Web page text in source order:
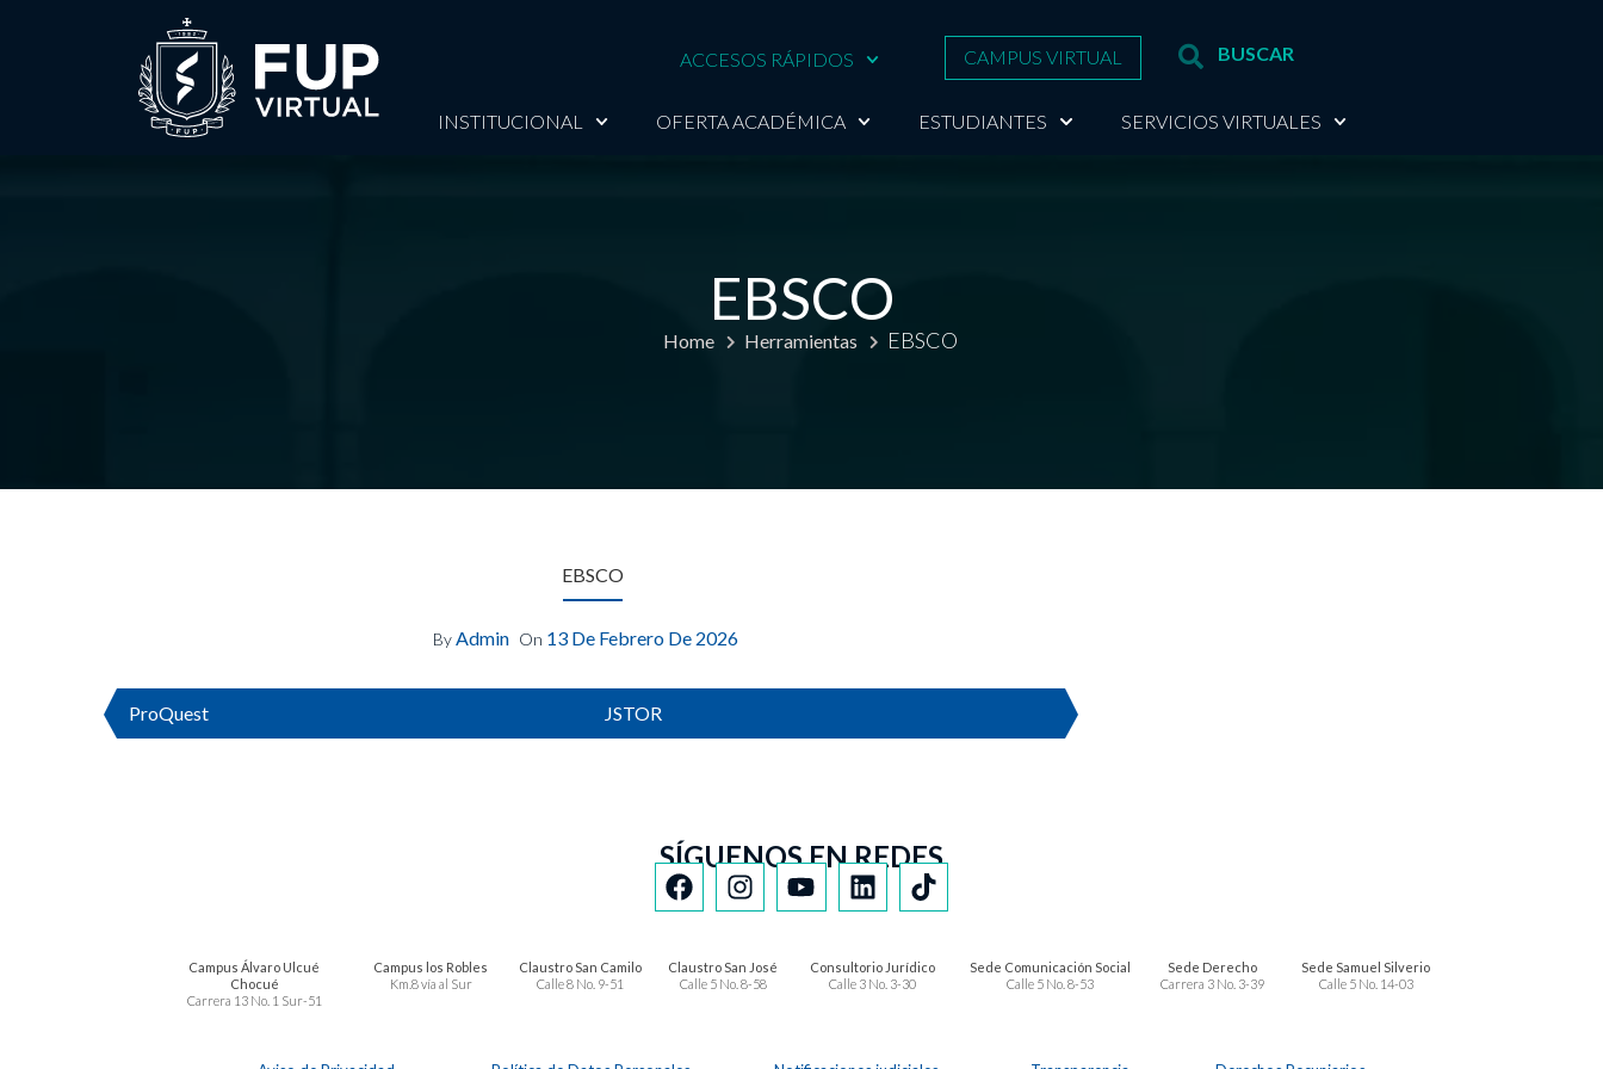
ACCESOS RÁPIDOS CAMPUS VIRTUAL
INSTITUCIONAL OFERTA ACADÉMICA ESTUDIANTES SERVICIOS VIRTUALES
EBSCO
Home Herramientas EBSCO
EBSCO
By Admin On 13 De Febrero De 2026
ProQuest JSTOR
SÍGUENOS EN REDES
Campus Álvaro Ulcué
Chocué
Carrera 13 No. 1 Sur-51
Campus los Robles
Km.8 vía al Sur
Claustro San Camilo
Calle 8 No. 9-51
Claustro San José
Calle 5 No. 8-58
Consultorio Jurídico
Calle 3 No. 3-30
Sede Comunicación Social
Calle 5 No. 8-53
Sede Derecho
Carrera 3 No. 3-39
Sede Samuel Silverio
Calle 5 No. 14-03